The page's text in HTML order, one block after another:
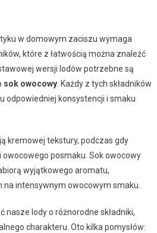
w domowym zaciszu wymaga
które z łatwością można znaleźć
wersji lodów potrzebne są
sok owocowy. Każdy z tych składników
odpowiedniej konsystencji i smaku
kremowej tekstury, podczas gdy
posmaku. Sok owocowy
wyjątkowego aromatu,
na intensywnym owocowym smaku.
nasze lody o różnorodne składniki,
charakteru. Oto kilka pomysłów: